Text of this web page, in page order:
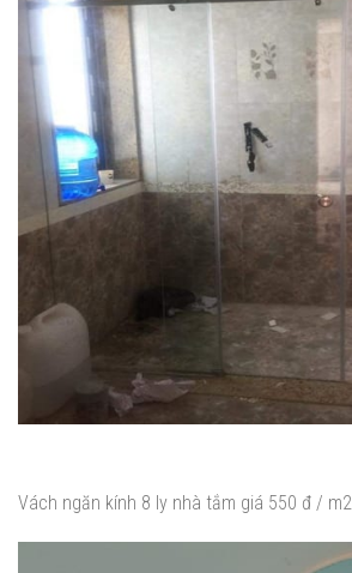
Vách ngăn kính 8 ly nhà tắm giá 550 đ / m2